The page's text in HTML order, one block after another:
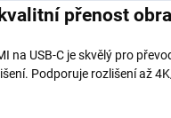
přenost
na USB-C je skvělý pro
Podporuje rozlišení až